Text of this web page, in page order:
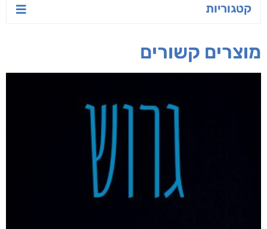
קטגוריות
מוצרים קשורים